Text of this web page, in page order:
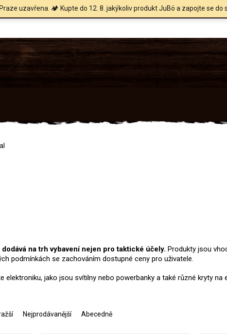
uzavřena. 🏕️ Kupte do 12. 8. jakýkoliv produkt JuBö a zapojte se do
na trh vybavení nejen pro taktické účely. Produkty jsou
podmínkách se zachováním dostupné ceny pro uživatele.
elektroniku, jako jsou svítilny nebo powerbanky a také různé kryty na
Nejprodávanější Abecedně